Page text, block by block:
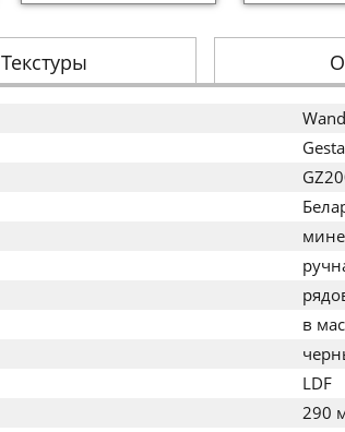
Текстуры
в
LDF
290